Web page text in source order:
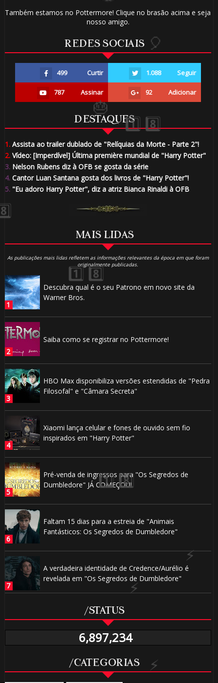
Também estamos no Pottermore! Clique no brasão acima e seja
nosso amigo.
REDES SOCIAIS
499 Curtir 1.088 Seguir
787 Assinar 92 Adicionar
DESTAQUES
1.Assista ao trailer dublado de "Relíquias da Morte - Parte 2"!
2.Vídeo: [Imperdível] Última première mundial de "Harry Potter"
3.Nelson Rubens diz à OFB se gosta da série
4.Cantor Luan Santana gosta dos livros de "Harry Potter"!
5."Eu adoro Harry Potter", diz a atriz Bianca Rinaldi à OFB
MAIS LIDAS
As publicações mais lidas refletem as informações relevantes da época em que foram
originalmente publicadas.
Descubra qual é o seu Patrono em novo site da
Warner Bros.
Saiba como se registrar no Pottermore!
HBO Max disponibiliza versões estendidas de "Pedra
Filosofal" e "Câmara Secreta"
Xiaomi lança celular e fones de ouvido sem fio
inspirados em "Harry Potter"
Pré-venda de ingressos para "Os Segredos de
Dumbledore" JÁ COMEÇOU!
Faltam 15 dias para a estreia de "Animais
Fantásticos: Os Segredos de Dumbledore"
A verdadeira identidade de Credence/Aurélio é
revelada em "Os Segredos de Dumbledore"
/STATUS
6,897,234
/CATEGORIAS
⚡
⚡